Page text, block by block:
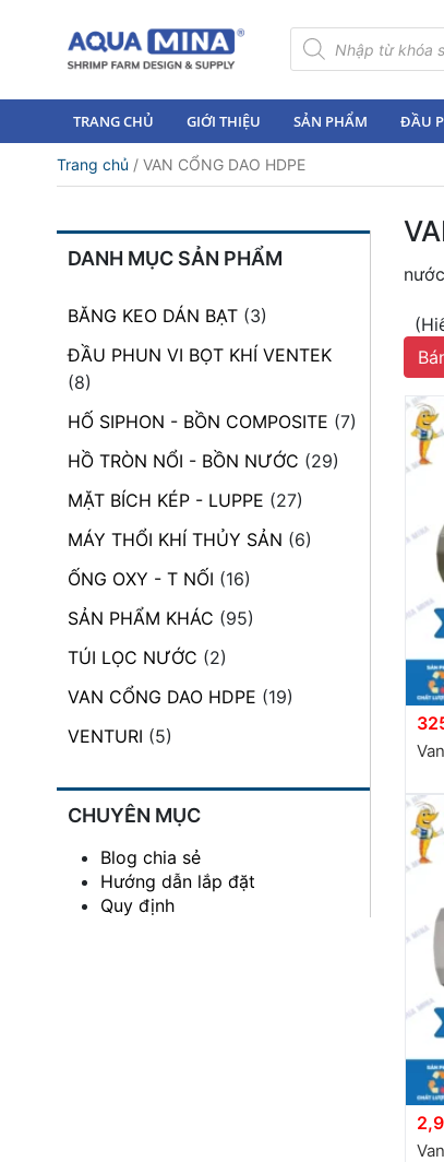
Tìm
kiếm
sản
TRANG CHỦ GIỚI THIỆU SẢN PHẨM ĐẦU
Trang chủ / VAN CỔNG DAO HDPE
DANH MỤC SẢN PHẨM
BĂNG KEO DÁN BẠT (3)
ĐẦU PHUN VI BỌT KHÍ VENTEK
(8)
HỐ SIPHON - BỒN COMPOSITE (7)
HỒ TRÒN NỔI - BỒN NƯỚC (29)
MẶT BÍCH KÉP - LUPPE (27)
MÁY THỔI KHÍ THỦY SẢN (6)
ỐNG OXY - T NỐI (16)
SẢN PHẨM KHÁC (95)
TÚI LỌC NƯỚC (2)
VAN CỔNG DAO HDPE (19)
VENTURI (5)
CHUYÊN MỤC
Blog chia sẻ
Hướng dẫn lắp đặt
Quy định